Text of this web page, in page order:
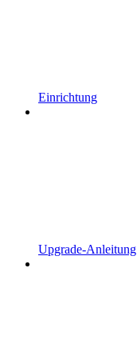
Einrichtung
Upgrade-Anleitung